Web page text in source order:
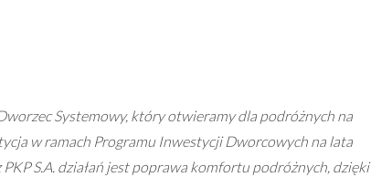
Systemowy, który otwieramy dla podróżnych na
w ramach Programu Inwestycji Dworcowych na lata
S.A. działań jest poprawa komfortu podróżnych, dzięki